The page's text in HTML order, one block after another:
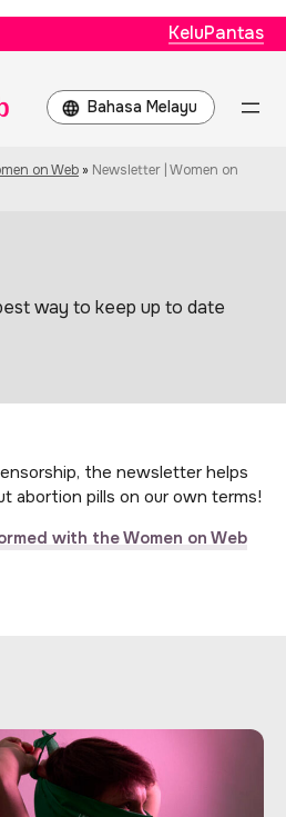
KeluPantas
Choose
a
on Web » Newsletter | Women on
way to keep up to date
the newsletter helps
abortion pills on our own terms!
with the Women on Web